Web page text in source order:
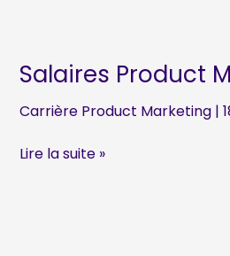
la
n’est
pas
Salaires Product
Carrière Product Marketing |
Salaires
Lire la suite »